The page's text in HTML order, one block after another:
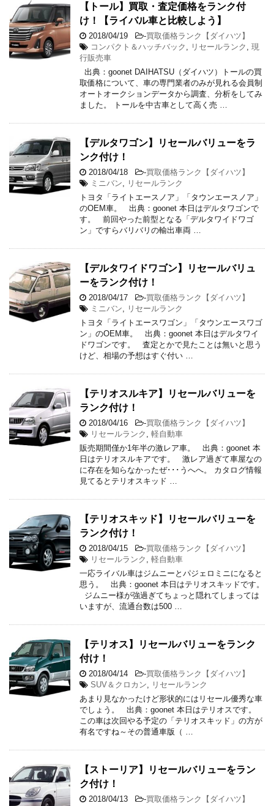
【トール】買取・査定価格をランク付
け！【ライバル車と比較しよう】
2018/04/19 -買取価格ランク【ダイハツ】
コンパクト＆ハッチバック
リセールランク
現
行販売車
出典：goonet DAIHATSU（ダイハツ）トールの買
取価格について、車の専門業者のみが見れる会員制
オートオークションデータから調査、分析をしてみ
ました。 トールを中古車として高く売 …
【デルタワゴン】リセールバリューをラ
ンク付け！
2018/04/18 -買取価格ランク【ダイハツ】
ミニバン
リセールランク
トヨタ「ライトエースノア」「タウンエースノア」
のOEM車。 出典：goonet 本日はデルタワゴンで
す。 前回やった前型となる「デルタワイドワゴ
ン」ですらバリバリの輸出車両 …
【デルタワイドワゴン】リセールバリュ
ーをランク付け！
2018/04/17 -買取価格ランク【ダイハツ】
ミニバン
リセールランク
トヨタ「ライトエースワゴン」「タウンエースワゴ
ン」のOEM車。 出典：goonet 本日はデルタワイ
ドワゴンです。 査定とかで見たことは無いと思う
けど、相場の予想はすぐ付い …
【テリオスルキア】リセールバリューを
ランク付け！
2018/04/16 -買取価格ランク【ダイハツ】
リセールランク
軽自動車
販売期間僅か1年半の激レア車。 出典：goonet 本
日はテリオスルキアです。 激レア過ぎて車屋なの
に存在を知らなかったぜ･･･うへへ。 カタログ情報
見てるとテリオスキッド …
【テリオスキッド】リセールバリューを
ランク付け！
2018/04/15 -買取価格ランク【ダイハツ】
リセールランク
軽自動車
一応ライバル車はジムニーとパジェロミニになると
思う。 出典：goonet 本日はテリオスキッドです。
ジムニー様が強過ぎてちょっと隠れてしまっては
いますが、流通台数は500 …
【テリオス】リセールバリューをランク
付け！
2018/04/14 -買取価格ランク【ダイハツ】
SUV＆クロカン
リセールランク
あまり見なかったけど形状的にはリセール優秀な車
でしょう。 出典：goonet 本日はテリオスです。
この車は次回やる予定の「テリオスキッド」の方が
有名ですね～その普通車版（ …
【ストーリア】リセールバリューをラン
ク付け！
2018/04/13 -買取価格ランク【ダイハツ】